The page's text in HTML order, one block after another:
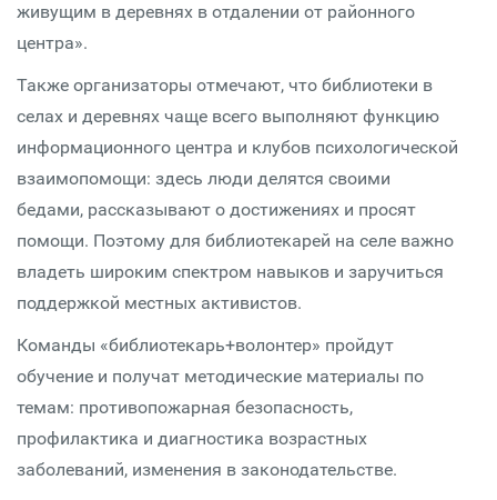
живущим в деревнях в отдалении от районного
центра».
Также организаторы отмечают, что библиотеки в
селах и деревнях чаще всего выполняют функцию
информационного центра и клубов психологической
взаимопомощи: здесь люди делятся своими
бедами, рассказывают о достижениях и просят
помощи. Поэтому для библиотекарей на селе важно
владеть широким спектром навыков и заручиться
поддержкой местных активистов.
Команды «библиотекарь+волонтер» пройдут
обучение и получат методические материалы по
темам: противопожарная безопасность,
профилактика и диагностика возрастных
заболеваний, изменения в законодательстве.